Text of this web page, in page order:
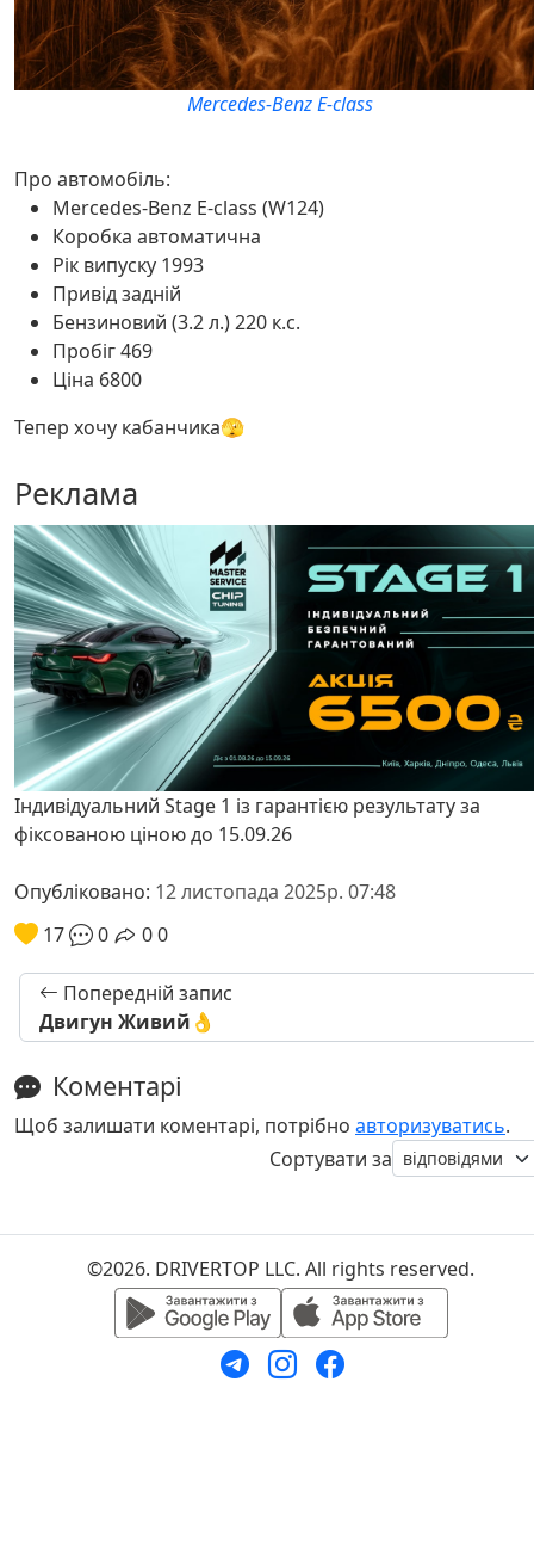
Mercedes-Benz E-class
Про автомобіль:
Mercedes-Benz E-class (W124)
Коробка автоматична
Рік випуску 1993
Привід задній
Бензиновий (3.2 л.) 220 к.с.
Пробіг 469
Ціна 6800
Тепер хочу кабанчика🫣
Реклама
Індивідуальний Stage 1 із гарантією результату за
фіксованою ціною до 15.09.26
Опубліковано: 12 листопада 2025р. 07:48
17
0 00
Попередній запис
Двигун Живий👌
Коментарі
Щоб залишати коментарі, потрібно авторизуватись.
Сортувати за
©2026. DRIVERTOP LLC. All rights reserved.